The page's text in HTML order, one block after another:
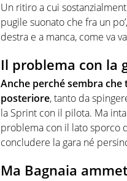
Un ritiro a cui
pugile suonato che fra un
destra e a manca, come va
Il problema con la
Anche perché sembra
posteriore, tanto da
la Sprint con il pilota. Ma
problema con il lato sporco
concludere la gara né
Ma Bagnaia